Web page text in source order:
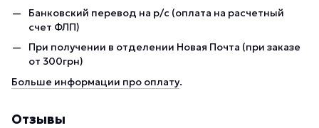
Банковский перевод на р/с (оплата на расчетный
счет ФЛП)
При получении в отделении Новая Почта (при заказе
от 300грн)
Больше информации про оплату.
Отзывы